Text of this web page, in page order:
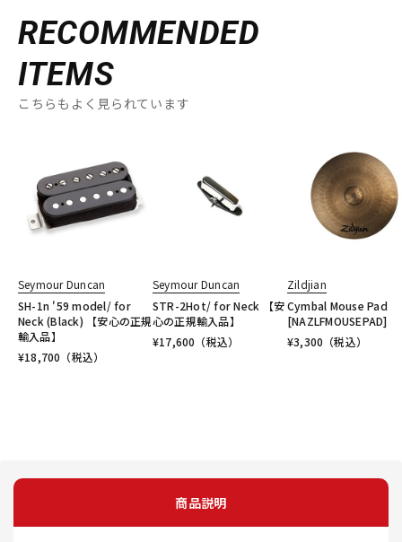
RECOMMENDED
ITEMS
こちらもよく見られています
Seymour Duncan
SH-1n '59 model/ for
Neck (Black) 【安心の正規
輸入品】
¥18,700 （税込）
Seymour Duncan
STR-2Hot/ for Neck 【安
心の正規輸入品】
¥17,600 （税込）
Zildjian
Cymbal Mouse Pad
[NAZLFMOUSEPAD]
¥3,300 （税込）
商品説明